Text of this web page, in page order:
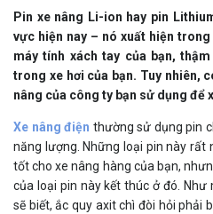
Pin xe nâng Li-ion hay pin
vực hiện nay – nó xuất hiện
máy tính xách tay của bạn,
trong xe hơi của bạn. Tuy nhiên,
nâng của công ty bạn sử dụng để
Xe nâng điện thường sử dụng pin
năng lượng. Những loại pin này
tốt cho xe nâng hàng của bạn,
của loại pin này kết thúc ở đó.
sẽ biết, ắc quy axit chì đòi hỏi phải